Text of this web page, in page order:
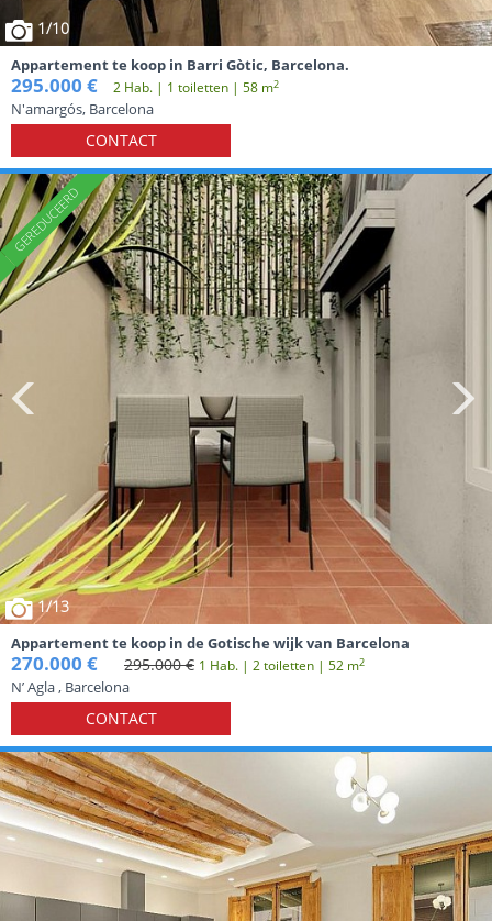
1/10
Appartement te koop in Barri Gòtic, Barcelona.
295.000 € 2 Hab. | 1 toiletten | 58 m2
N'amargós, Barcelona
CONTACT
1/13
Appartement te koop in de Gotische wijk van Barcelona
270.000 € 295.000 € 1 Hab. | 2 toiletten | 52 m2
N’ Agla , Barcelona
CONTACT